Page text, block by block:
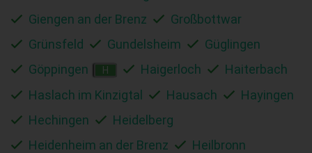
Giengen an der Brenz
Großbottwar
Grünsfeld
Gundelsheim
Güglingen
Göppingen
H Haigerloch
Haiterbach
Haslach im Kinzigtal
Hausach
Hayingen
Hechingen
Heidelberg
Heidenheim an der Brenz
Heilbronn